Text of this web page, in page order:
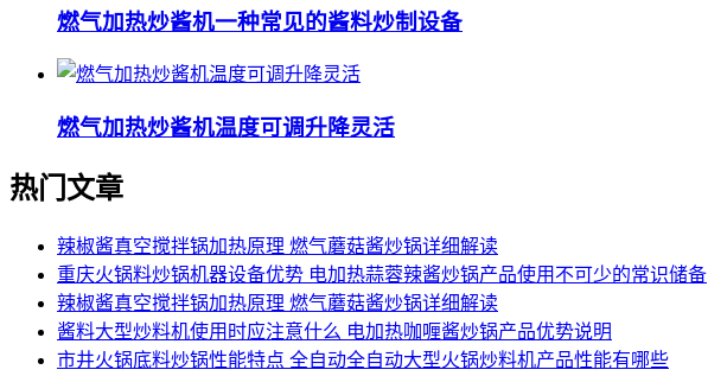
燃气加热炒酱机一种常见的酱料炒制设备
燃气加热炒酱机温度可调升降灵活
热门文章
辣椒酱真空搅拌锅加热原理 燃气蘑菇酱炒锅详细解读
重庆火锅料炒锅机器设备优势 电加热蒜蓉辣酱炒锅产品使用不可少的常识储备
辣椒酱真空搅拌锅加热原理 燃气蘑菇酱炒锅详细解读
酱料大型炒料机使用时应注意什么 电加热咖喱酱炒锅产品优势说明
市井火锅底料炒锅性能特点 全自动全自动大型火锅炒料机产品性能有哪些